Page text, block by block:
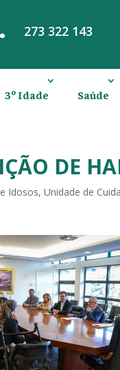
273 322 143
3º Idade Saúde
DE
Idosos,Unidade de